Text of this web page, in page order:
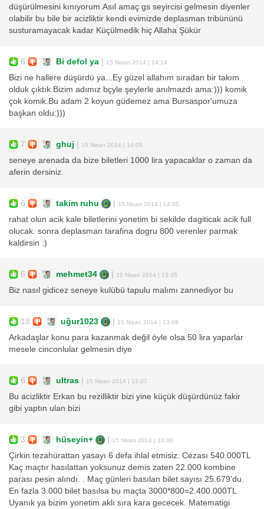
düşürülmesini kınıyorum.Asıl amaç gs seyircisi gelmesin diyenler
olabilir bu bile bir acizliktir kendi evimizde deplasman tribününü
susturamayacak kadar Küçülmedik hiç Allaha Şükür
6 Bi defol ya | 15 Nisan 2014 | 14:14
Bizi ne hallere düşürdü ya...Ey güzel allahım sıradan bir takım
olduk çıktık.Bizim adımız bçyle şeylerle anılmazdı ama:))) komik
çok komik.Bu adam 2 koyun güdemez ama Bursaspor'umuza
başkan oldu:)))
7 ghuj | 15 Nisan 2014 | 14:05
seneye arenada da bize biletleri 1000 lira yapacaklar o zaman da
aferin dersiniz.
6 takim ruhu | 15 Nisan 2014 | 14:05
rahat olun acik kale biletlerini yonetim bi sekilde dagiticak acik full
olucak. sonra deplasman tarafina dogru 800 verenler parmak
kaldirsin :)
6 mehmet34 | 15 Nisan 2014 | 13:35
Biz nasıl gidicez seneye kulübü tapulu malımı zannediyor bu
18 uğur1023 | 15 Nisan 2014 | 13:09
Arkadaşlar konu para kazanmak değil öyle olsa 50 lira yaparlar
mesele cinconlular gelmesin diye
6 ultras | 15 Nisan 2014 | 13:07
Bu acizliktir Erkan bu rezilliktir bizi yine küçük düşürdünüz fakir
gibi yaptın ulan bizi
3 hüseyin+ | 15 Nisan 2014 | 13:00
Çirkin tezahürattan yasayı 6 defa ihlal etmisiz. Cezası 540.000TL
Kaç maçtır hasılattan yoksunuz demis zaten 22.000 kombine
parası pesin alındı. . Maç günleri basılan bilet sayısı 25.679'du.
En fazla 3.000 bilet basılsa bu maçta 3000*800=2.400.000TL
Uyanık ya bizim yonetim aklı sıra kara gececek. Matematigi